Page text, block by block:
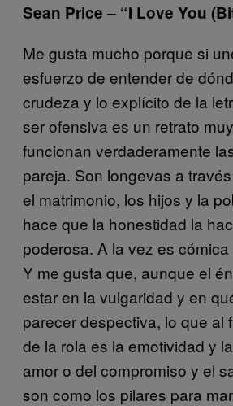
Sean Price – “I Love You
Me gusta mucho porque si
esfuerzo de entender de
crudeza y lo explícito de la
ser ofensiva es un retrato
funcionan verdaderamente
pareja. Son longevas a
el matrimonio, los hijos y la
hace que la honestidad la
poderosa. A la vez es
Y me gusta que, aunque el
estar en la vulgaridad y en
parecer despectiva, lo que al
de la rola es la emotividad y
amor o del compromiso y el
son como los pilares para